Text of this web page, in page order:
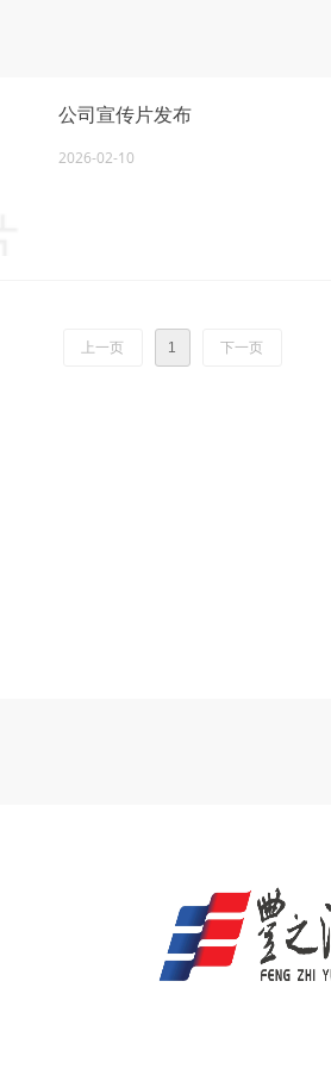
公司宣传片发布
2026-02-10
上一页 1 下一页